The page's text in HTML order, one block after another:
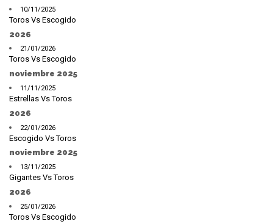
10/11/2025
Toros Vs Escogido
2026
21/01/2026
Toros Vs Escogido
noviembre 2025
11/11/2025
Estrellas Vs Toros
2026
22/01/2026
Escogido Vs Toros
noviembre 2025
13/11/2025
Gigantes Vs Toros
2026
25/01/2026
Toros Vs Escogido